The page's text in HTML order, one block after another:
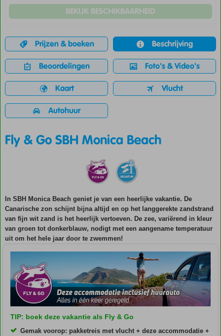
BEKIJK BESCHIKBAARHEID
Prijzen & boeken Beschrijving
Beoordelingen Foto's & Video's
Kaart Vlucht
Autohuur
Fly & Go SBH Monica Beach
In SBH Monica Beach geniet je van een heerlijke vakantie. De
Canarische zon schijnt bijna altijd en op het langgerekte zandstrand
van fijn wit zand is het heerlijk vertoeven. De zee, variërend in kleur
van groen tot donkerblauw, nodigt met een aangename temperatuur
uit om het hele jaar door te zwemmen!
TIP: boek deze vakantie als Fly & Go
Gemak voorop: pakketreis met vlucht + deze accommodatie +